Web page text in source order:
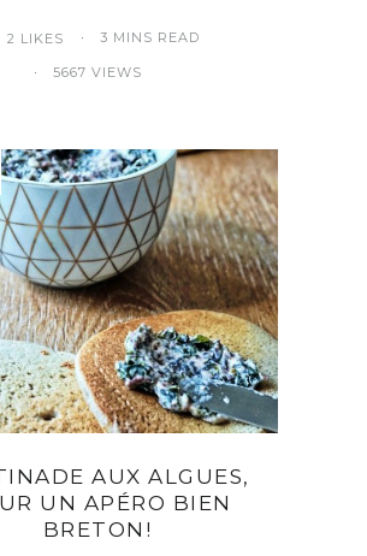
2 LIKES 3 MINS READ
5667 VIEWS
AUX ALGUES,
UN APÉRO BIEN
BRETON!